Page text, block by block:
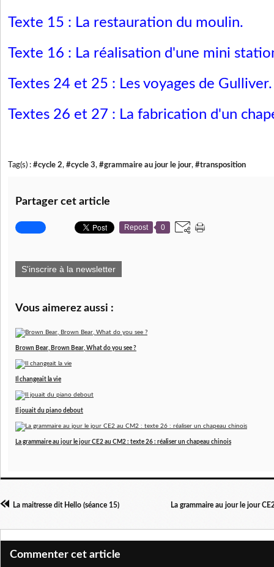
Texte 15 : La restauration du moulin.
Texte 16 : La réalisation d'une mini
Textes 24 et 25 : Les voyages de Gulliver.
Textes 26 et 27 : La fabrication d'un
Tag(s) : #cycle 2, #cycle 3, #grammaire au jour le jour, #transposition
Partager cet article
Repost 0
S'inscrire à la newsletter
Vous aimerez aussi :
Brown Bear, Brown Bear, What do you see ?
Il changeait la vie
Il jouait du piano debout
La grammaire au jour le jour CE2 au CM2 : texte 26 : réaliser un chapeau chinois
La maitresse dit Hello (séance 15) La grammaire au jour le jour
Commenter cet article